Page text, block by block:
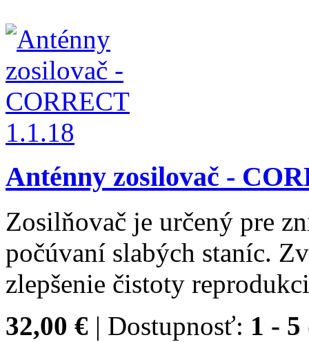
Anténny zosilovač -
Zosilňovač je určený pre
počúvaní slabých staníc.
zlepšenie čistoty
32,00 € | Dostupnosť: 1 -